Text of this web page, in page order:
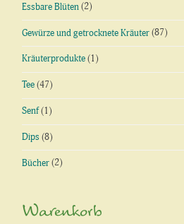
Essbare Blüten (2)
Gewürze und getrocknete Kräuter (87)
Kräuterprodukte (1)
Tee (47)
Senf(1)
Dips (8)
Bücher (2)
Warenkorb